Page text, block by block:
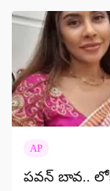
AP
పవన్ బావ..